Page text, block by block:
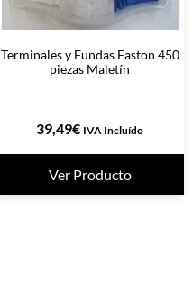
Terminales y Fundas Faston 450
piezas Maletín
39,49€ IVA Incluído
Ver Producto